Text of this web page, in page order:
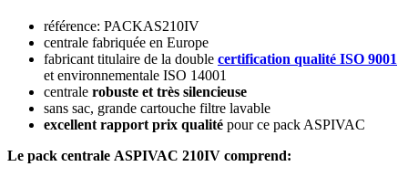
référence: PACKAS210IV
centrale fabriquée en Europe
fabricant titulaire de la double certification qualité ISO 9001
et environnementale ISO 14001
centrale robuste et très silencieuse
sans sac, grande cartouche filtre lavable
excellent rapport prix qualité pour ce pack ASPIVAC
Le pack centrale ASPIVAC 210IV comprend: